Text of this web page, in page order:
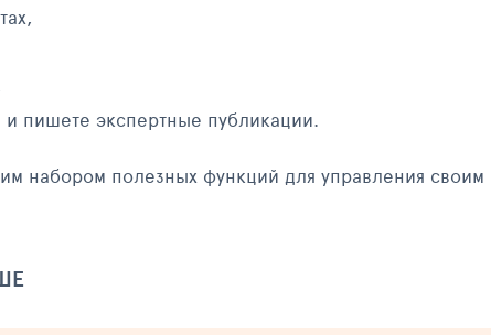
пишете экспертные публикации.
набором полезных функций для управления